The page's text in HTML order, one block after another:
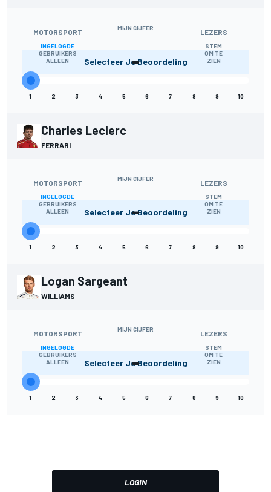
MOTORSPORT
INGELOGDE
GEBRUIKERS
ALLEEN
MIJN CIJFER
-
LEZERS
STEM
OM TE
ZIEN
Selecteer Je Beoordeling
1 2 3 4 5 6 7 8 9 10
Charles Leclerc
FERRARI
MOTORSPORT
INGELOGDE
GEBRUIKERS
ALLEEN
MIJN CIJFER
-
LEZERS
STEM
OM TE
ZIEN
Selecteer Je Beoordeling
1 2 3 4 5 6 7 8 9 10
Logan Sargeant
WILLIAMS
MOTORSPORT
INGELOGDE
GEBRUIKERS
ALLEEN
MIJN CIJFER
-
LEZERS
STEM
OM TE
ZIEN
Selecteer Je Beoordeling
1 2 3 4 5 6 7 8 9 10
LOGIN